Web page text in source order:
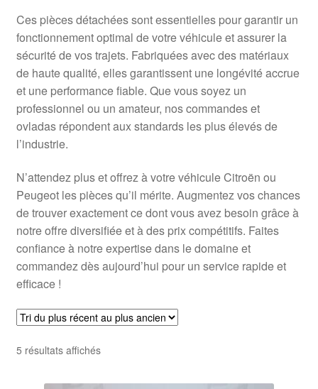
Politique de confidentialité
Procédure de Réclamation
Termes et conditions
Ces pièces détachées sont essentielles pour garantir un
fonctionnement optimal de votre véhicule et assurer la
sécurité de vos trajets. Fabriquées avec des matériaux
de haute qualité, elles garantissent une longévité accrue
et une performance fiable. Que vous soyez un
professionnel ou un amateur, nos commandes et
ovladas répondent aux standards les plus élevés de
l’industrie.
N’attendez plus et offrez à votre véhicule Citroën ou
Peugeot les pièces qu’il mérite. Augmentez vos chances
de trouver exactement ce dont vous avez besoin grâce à
notre offre diversifiée et à des prix compétitifs. Faites
confiance à notre expertise dans le domaine et
commandez dès aujourd’hui pour un service rapide et
efficace !
5 résultats affichésTrié
plus